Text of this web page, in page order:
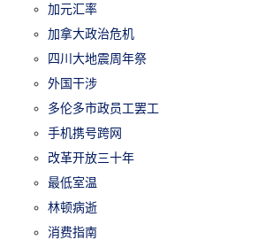
加元汇率
加拿大政治危机
四川大地震周年祭
外国干涉
多伦多市政员工罢工
手机携号跨网
改革开放三十年
最低室温
林顿病逝
消费指南